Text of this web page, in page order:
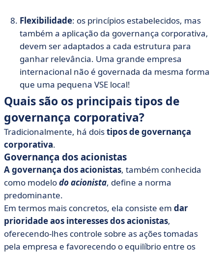
Flexibilidade: os princípios estabelecidos, mas
também a aplicação da governança corporativa,
devem ser adaptados a cada estrutura para
ganhar relevância. Uma grande empresa
internacional não é governada da mesma forma
que uma pequena VSE local!
Quais são os principais tipos de
governança corporativa?
Tradicionalmente, há doistipos de governança
corporativa.
Governança dos acionistas
A governança dos acionistas, também conhecida
como modelodo acionista, define a norma
predominante.
Em termos mais concretos, ela consiste em dar
prioridade aos interesses dos acionistas,
oferecendo-lhes controle sobre as ações tomadas
pela empresa e favorecendo o equilíbrio entre os